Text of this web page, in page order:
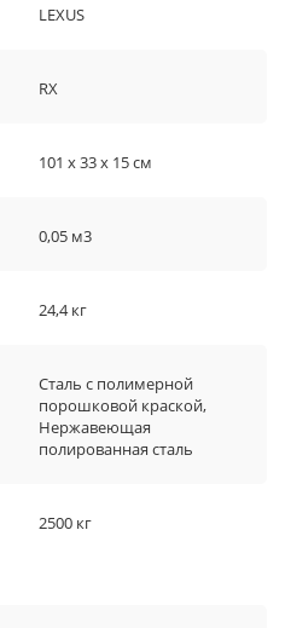
LEXUS
RX
101 x 33 x 15 см
0,05 м3
24,4 кг
Сталь с полимерной
порошковой краской,
Нержавеющая
полированная сталь
2500 кг